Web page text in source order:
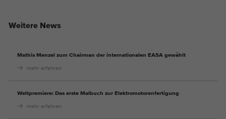
Weitere News
Mathis Menzel zum Chairman der internationalen EASA gewählt
mehr erfahren
Weltpremiere: Das erste Malbuch zur Elektromotorenfertigung
mehr erfahren